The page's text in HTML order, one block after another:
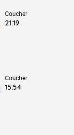
Coucher
21:19
Coucher
15:54